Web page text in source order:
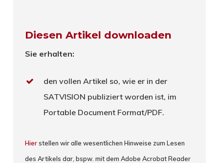
Diesen Artikel downloaden
Sie erhalten:
den vollen Artikel so, wie er in der
SATVISION publiziert worden ist, im
Portable Document Format/PDF.
Hierstellen wir alle wesentlichen Hinweise zum Lesen
des Artikels dar, bspw. mit dem Adobe Acrobat Reader